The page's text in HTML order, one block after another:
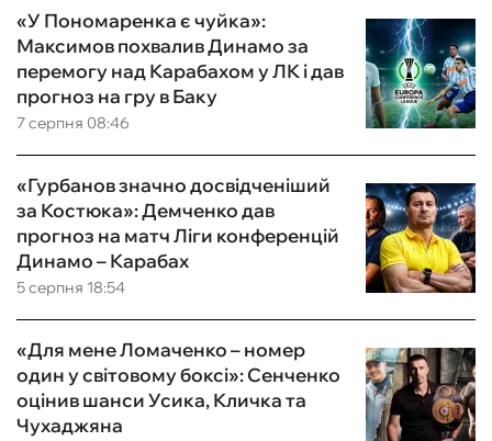
7 серпня 08:46
«У Пономаренка є чуйка»:
Максимов похвалив Динамо за
перемогу над Карабахом у ЛК і дав
прогноз на гру в Баку
5 серпня 18:54
«Гурбанов значно досвідченіший
за Костюка»: Демченко дав
прогноз на матч Ліги конференцій
Динамо – Карабах
«Для мене Ломаченко – номер
один у світовому боксі»: Сенченко
оцінив шанси Усика, Кличка та
Чухаджяна